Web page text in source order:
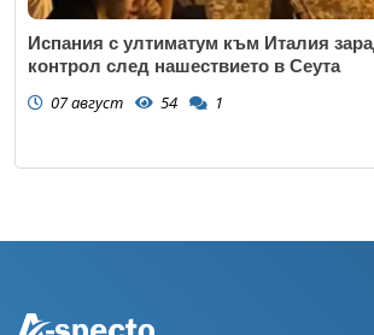
Испания с ултиматум към Италия
контрол след нашествието в Сеута
07 август 54 1